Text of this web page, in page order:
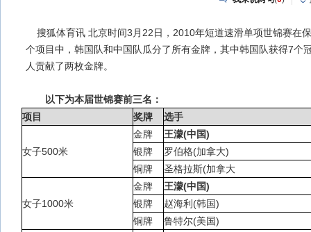
搜狐体育讯 北京时间3月22日，2010年短道速滑单项世锦赛在
个项目中，韩国队和中国队瓜分了所有金牌，其中韩国队获得7个
人贡献了两枚金牌。
以下为本届世锦赛前三名：
项目
奖牌 选手
女子500米
金牌
王濛(中国)
银牌
罗伯格(加拿大)
铜牌
圣格拉斯(加拿大
女子1000米
金牌
王濛(中国)
银牌
赵海利(韩国)
铜牌
鲁特尔(美国)